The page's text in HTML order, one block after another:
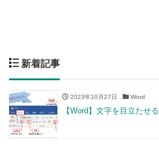
新着記事
2023年10月27日 Word
【Word】文字を目立たせる